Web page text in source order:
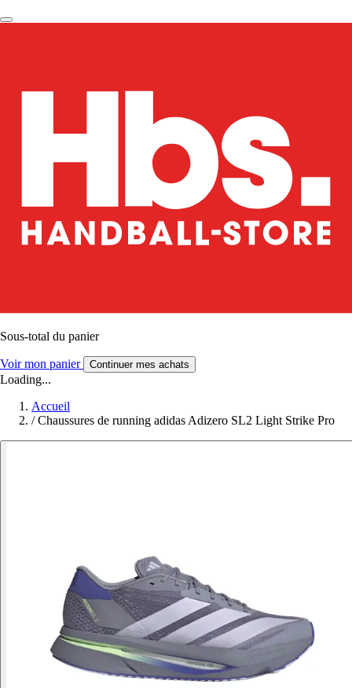
Sous-total du panier
Voir mon panier Continuer mes achats
Loading...
Accueil
/ Chaussures de running adidas Adizero SL2 Light Strike Pro